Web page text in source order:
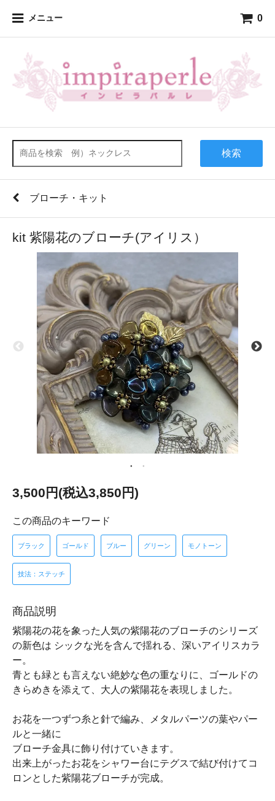
メニュー 0
検索
ブローチ・キット
kit 紫陽花のブローチ(アイリス）
3,500円(税込3,850円)
この商品のキーワード
ブラック ゴールド ブルー グリーン モノトーン
技法：ステッチ
商品説明
紫陽花の花を象った人気の紫陽花のブローチのシリーズ
の新色は シックな光を含んで揺れる、深いアイリスカラ
ー。
青とも緑とも言えない絶妙な色の重なりに、ゴールドの
きらめきを添えて、大人の紫陽花を表現しました。
お花を一つずつ糸と針で編み、メタルパーツの葉やパー
ルと一緒に
ブローチ金具に飾り付けていきます。
出来上がったお花をシャワー台にテグスで結び付けてコ
ロンとした紫陽花ブローチが完成。